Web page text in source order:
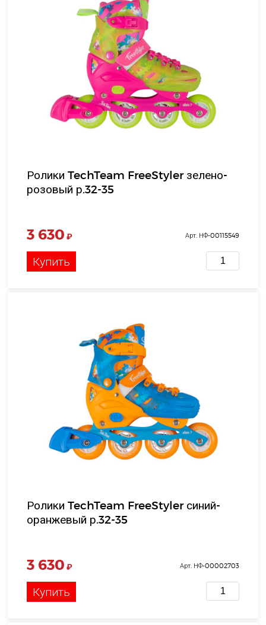
Ролики TechTeam FreeStyler зелено-
розовый р.32-35
3 630 ₽ Арт. НФ-00115549
Купить
Ролики TechTeam FreeStyler синий-
оранжевый р.32-35
3 630 ₽ Арт. НФ-00002703
Купить